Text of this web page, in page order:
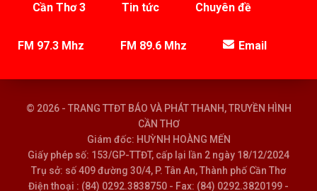
Cần Thơ 3 Tin tức Chuyên đề
FM 97.3 Mhz FM 89.6 Mhz Email
© 2026 - TRANG TTĐT BÁO VÀ PHÁT THANH, TRUYỀN HÌNH
CẦN THƠ
Giám đốc: HUỲNH HOÀNG MẾN
Giấy phép số: 153/GP-TTĐT, cấp lại lần 2 ngày 18/12/2024
Trụ sở: số 409 đường 30/4, P. Tân An, Thành phố Cần Thơ
Điện thoại : (84) 0292.3838750 - Fax: (84) 0292.3820199 -